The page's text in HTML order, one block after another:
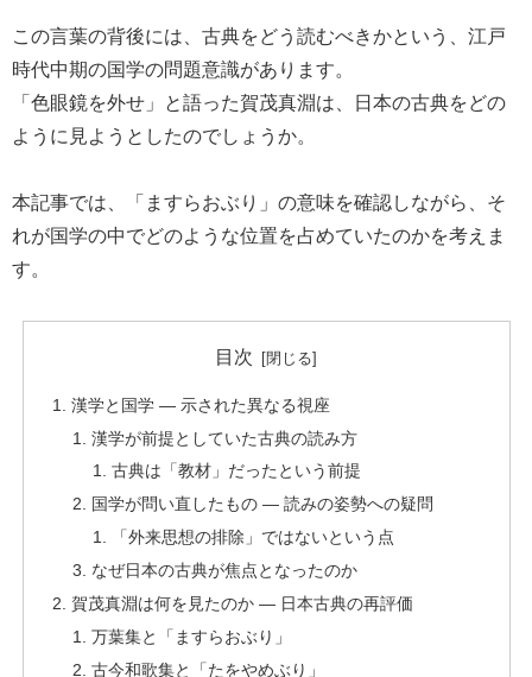
この言葉の背後には、古典をどう読むべきかという、江戸
時代中期の国学の問題意識があります。
「色眼鏡を外せ」と語った賀茂真淵は、日本の古典をどの
ように見ようとしたのでしょうか。
本記事では、「ますらおぶり」の意味を確認しながら、そ
れが国学の中でどのような位置を占めていたのかを考えま
す。
目次
漢学と国学 ― 示された異なる視座
漢学が前提としていた古典の読み方
古典は「教材」だったという前提
国学が問い直したもの ― 読みの姿勢への疑問
「外来思想の排除」ではないという点
なぜ日本の古典が焦点となったのか
賀茂真淵は何を見たのか ― 日本古典の再評価
万葉集と「ますらおぶり」
古今和歌集と「たをやめぶり」